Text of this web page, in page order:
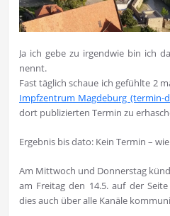
Ja ich gebe zu irgendwie bin ich
nennt.
Fast täglich schaue ich gefühlte 2
Impfzentrum Magdeburg (termin-
dort publizierten Termin zu
Ergebnis bis dato: Kein Termin –
Am Mittwoch und Donnerstag
am Freitag den 14.5. auf der
dies auch über alle Kanäle